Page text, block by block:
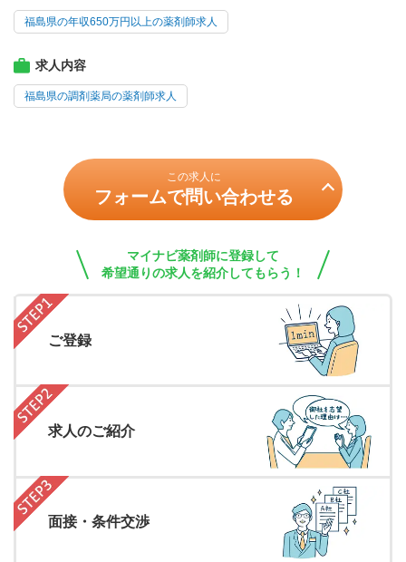
福島県の年収650万円以上の薬剤師求人
求人内容
福島県の調剤薬局の薬剤師求人
この求人に
フォームで問い合わせる
マイナビ薬剤師に登録して
希望通りの求人を紹介してもらう！
ご登録
求人のご紹介
面接・条件交渉